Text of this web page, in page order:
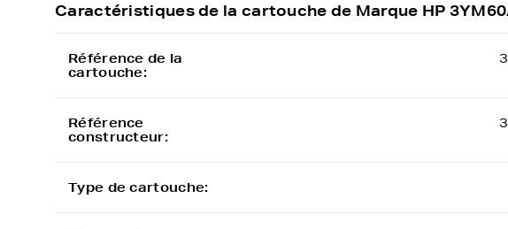
Caractéristiques de la cartouche de Marque HP
Référence de la
cartouche:
Référence
constructeur:
Type de cartouche: